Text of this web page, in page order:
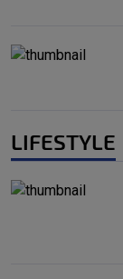
LIFESTYLE